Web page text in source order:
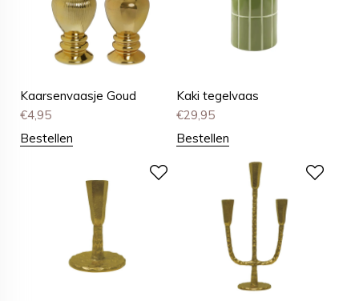
Kaarsenvaasje Goud
€4,95
Bestellen
Kaki tegelvaas
€29,95
Bestellen